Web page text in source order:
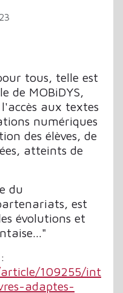
tous, telle est
de MOBiDYS,
aux textes
numériques
des élèves, de
atteints de
du
est
évolutions et
109255/int
adaptes-